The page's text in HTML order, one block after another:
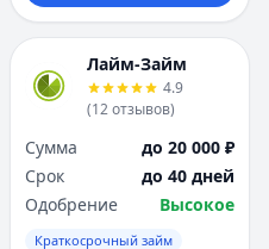
Лайм-Займ
4.9
(12отзывов)
Сумма
до 20 000 ₽
Срок
до 40 дней
Одобрение
Высокое
Краткосрочный займ